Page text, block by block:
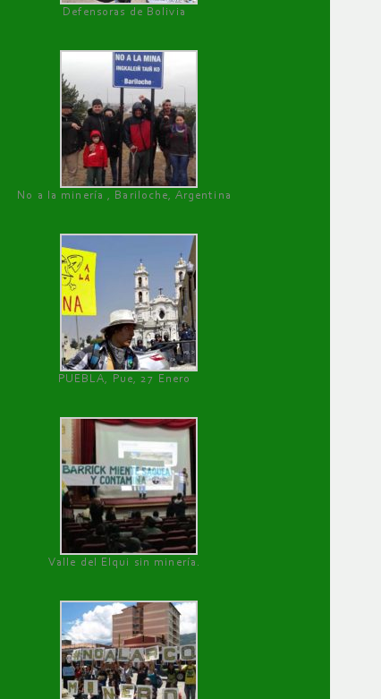
Defensoras de Bolivia
No a la minería , Bariloche, Argentina
PUEBLA, Pue, 27 Enero
Valle del Elqui sin minería.